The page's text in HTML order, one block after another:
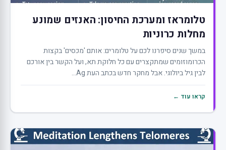
טלומראז ומערכת החיסון: האנזים שמונע
מחלות כרוניות
במשך שנים סיפרנו לכם על טלומרים: אותם 'מכסים' בקצות
הכרומוזומים שמתקצרים עם כל חלוקת תא, ועל הקשר בין אורכם
לבין גיל ביולוגי. אבל מחקר חדש בכתב העת Ag...
קראו עוד ←